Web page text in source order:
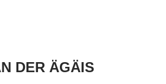
DER ÄGÄIS